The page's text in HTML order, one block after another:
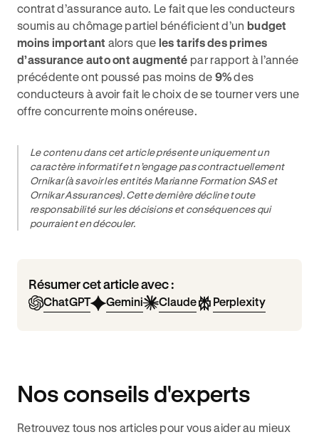
contrat d’assurance auto. Le fait que les conducteurs
soumis au chômage partiel bénéficient d’un budget
moins important alors que les tarifs des primes
d’assurance auto ont augmenté par rapport à l’année
précédente ont poussé pas moins de 9%des
conducteurs à avoir fait le choix de se tourner vers une
offre concurrente moins onéreuse.
Le contenu dans cet article présente uniquement un
caractère informatif et n’engage pas contractuellement
Ornikar (à savoir les entités Marianne Formation SAS et
Ornikar Assurances). Cette dernière décline toute
responsabilité sur les décisions et conséquences qui
pourraient en découler.
Résumer cet article avec :
ChatGPT Gemini Claude Perplexity
Nos conseils d'experts
Retrouvez tous nos articles pour vous aider au mieux